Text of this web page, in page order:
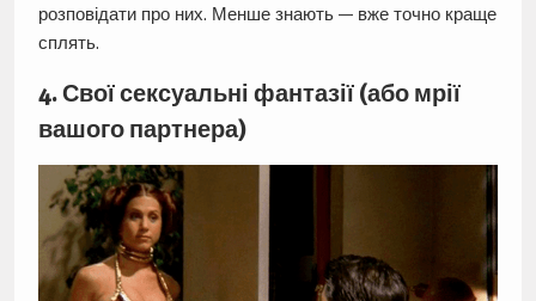
розповідати про них. Менше знають — вже точно краще
сплять.
4. Свої сексуальні фантазії (або мрії
вашого партнера)